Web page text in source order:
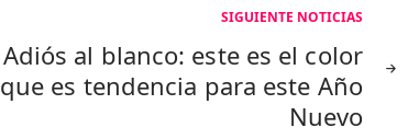
SIGUIENTE NOTICIAS
Adiós al blanco: este es el color
que es tendencia para este Año
Nuevo